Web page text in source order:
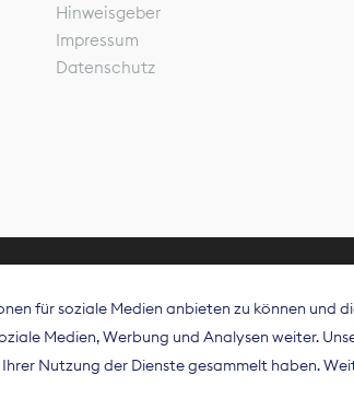
Hinweisgeber
Impressum
Datenschutz
und Zeitungsverleger
Interessen der Zeitungsverlage und
Ebene.
für soziale Medien anbieten zu können und
Medien, Werbung und Analysen weiter.
Nutzung der Dienste gesammelt haben.